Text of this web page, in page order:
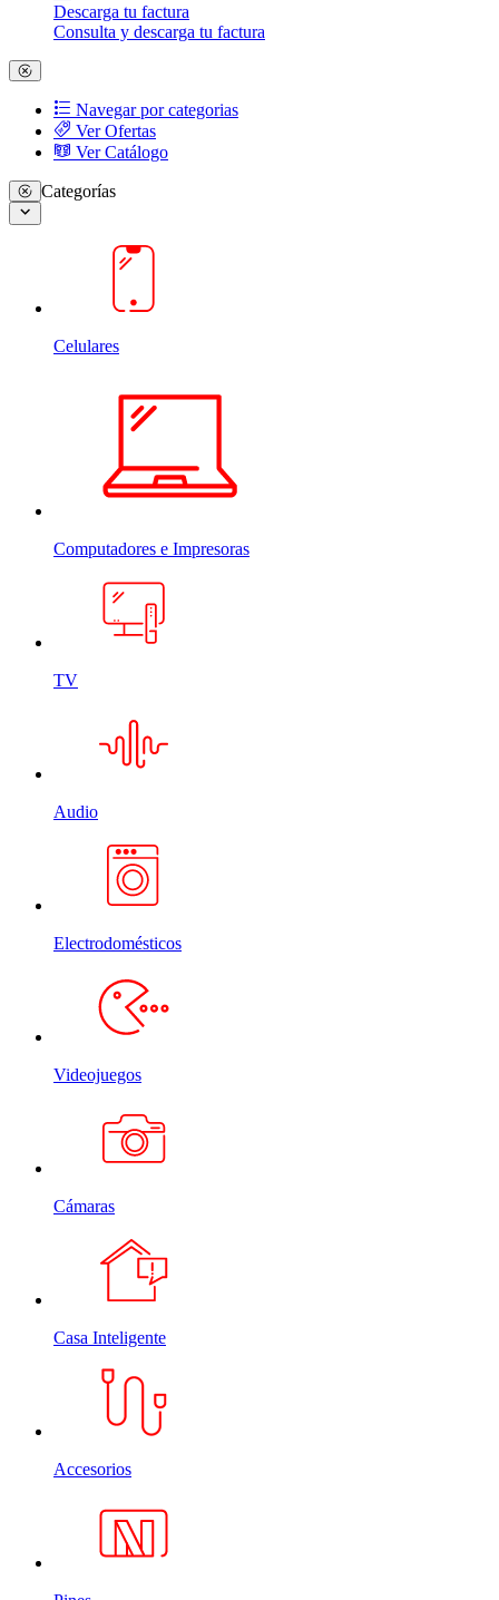
Descarga tu factura
Consulta y descarga tu factura
Navegar por categorias
Ver Ofertas
Ver Catálogo
Categorías
Celulares
Computadores e Impresoras
TV
Audio
Electrodomésticos
Videojuegos
Cámaras
Casa Inteligente
Accesorios